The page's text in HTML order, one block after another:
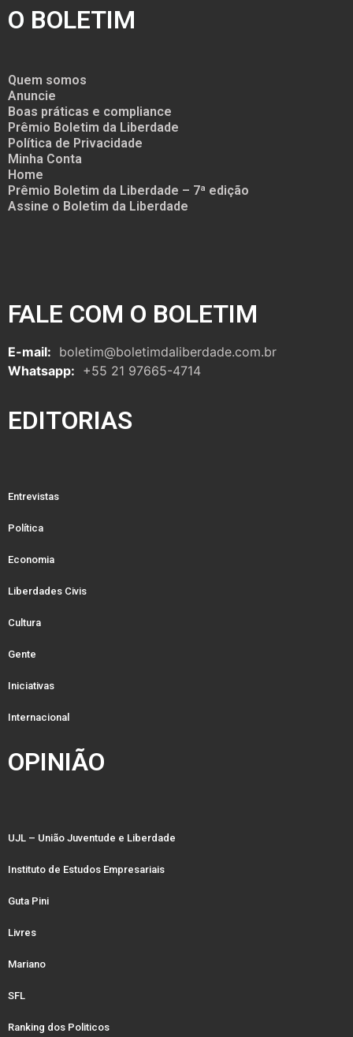
O BOLETIM
Quem somos
Anuncie
Boas práticas e compliance
Prêmio Boletim da Liberdade
Política de Privacidade
Minha Conta
Home
Prêmio Boletim da Liberdade – 7ª edição
Assine o Boletim da Liberdade
FALE COM O BOLETIM
E-mail: boletim@boletimdaliberdade.com.br
Whatsapp: +55 21 97665-4714
EDITORIAS
Entrevistas
Política
Economia
Liberdades Civis
Cultura
Gente
Iniciativas
Internacional
OPINIÃO
UJL – União Juventude e Liberdade
Instituto de Estudos Empresariais
Guta Pini
Livres
Mariano
SFL
Ranking dos Politicos